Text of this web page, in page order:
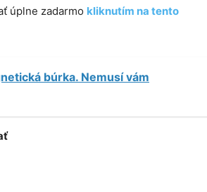
úplne zadarmo kliknutím na tento
búrka. Nemusí vám